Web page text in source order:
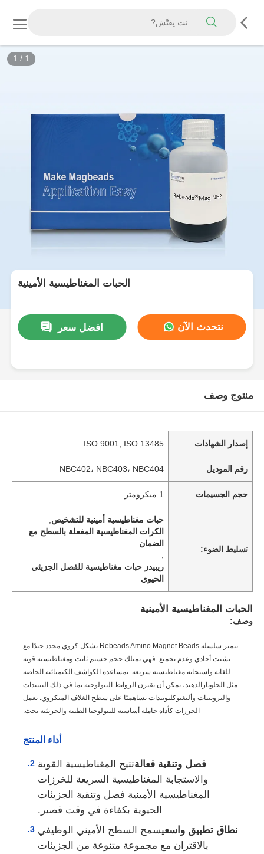
1 / 1
الحبات المغناطيسية الأمينية
افضل سعر نتحدث الآن
منتوج وصف
إصدار الشهادات ISO 9001, ISO 13485
رقم الموديل NBC402، NBC403، NBC404
حجم الجسيمات 1 ميكرومتر
تسليط الضوء:
حبات مغناطيسية أمينية للتشخيص
الكرات المغناطيسية المفعلة بالسطح مع
الضمان
ريبيدز حبات مغناطيسية للفصل الجزيئي
الحيوي
الحبات المغناطيسية الأمينية
وصف:
تتميز سلسلة Rebeads Amino Magnet Beads بشكل كروي محدد جيدًا مع
تشتت أحادي وعدم تجميع. فهي تمتلك حجم جسيم ثابت ومغناطيسية قوية
للغاية واستجابة مغناطيسية سريعة. بمساعدة الكواشف الكيميائية الخاصة
مثل الجلوتارالدهيد، يمكن أن تقترن الروابط البيولوجية بما في ذلك الببتيدات
والبروتينات وأليغنوكليوتيدات تساهميًا على سطح الغلاف الميكروي. تعمل
الخرزات كأداة حاملة أساسية للبيولوجيا الطبية والجزيئية بحث.
أداء المنتج
فصل وتنقية فعالةتتيح المغناطيسية القوية
والاستجابة المغناطيسية السريعة للخرزات
المغناطيسية الأمينية فصل وتنقية الجزيئات
الحيوية بكفاءة في وقت قصير.
نطاق تطبيق واسعيسمح السطح الأميني الوظيفي
بالاقتران مع مجموعة متنوعة من الجزيئات